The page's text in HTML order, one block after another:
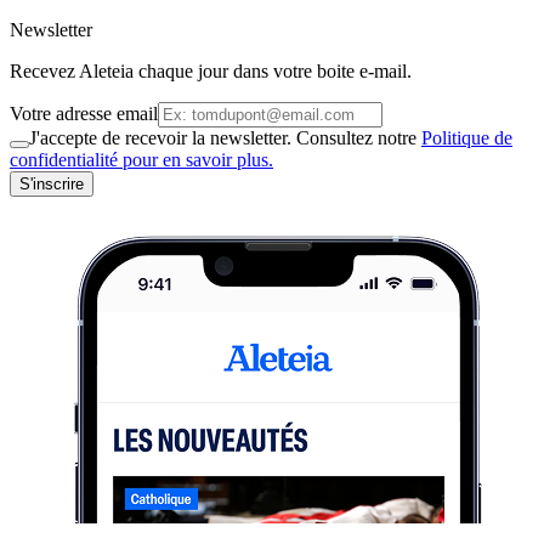
Newsletter
Recevez Aleteia chaque jour dans votre boite e-mail.
Votre adresse email
J'accepte de recevoir la newsletter. Consultez notre Politique de
confidentialité pour en savoir plus.
S'inscrire